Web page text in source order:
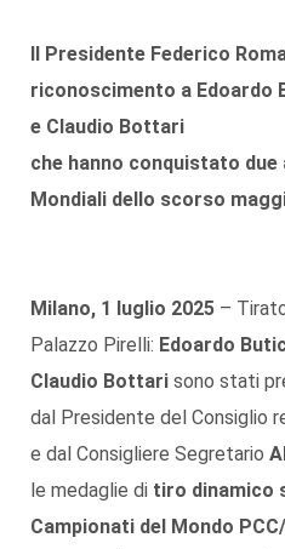
Il Presidente Federico
riconoscimento a Edoardo
e Claudio Bottari
che hanno conquistato
Mondiali dello scorso
Milano, 1 luglio 2025 –
Palazzo Pirelli: Edoardo
Claudio Bottari sono stati
dal Presidente del Consiglio
e dal Consigliere Segretario
le medaglie di tiro dinamico
Campionati del Mondo